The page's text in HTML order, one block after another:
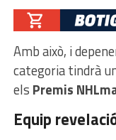
Amb això, i
categoria tindrà
els Premis
Equip